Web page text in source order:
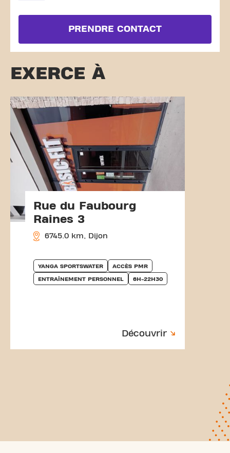
PRENDRE CONTACT
EXERCE À
Rue du Faubourg
Raines 3
6745.0 km, Dijon
YANGA SPORTSWATER ACCÈS PMR
ENTRAÎNEMENT PERSONNEL 6H-22H30
Découvrir